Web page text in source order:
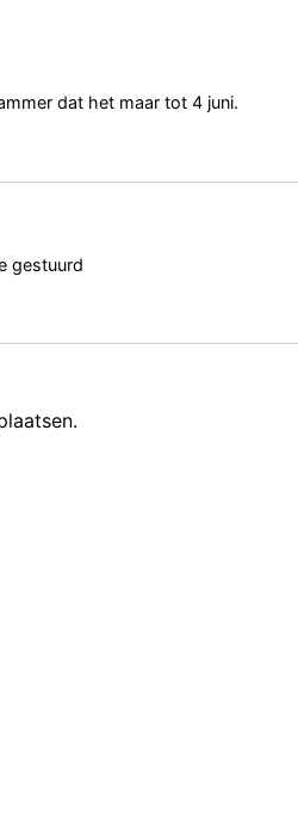
dat het maar tot 4 juni.
gestuurd